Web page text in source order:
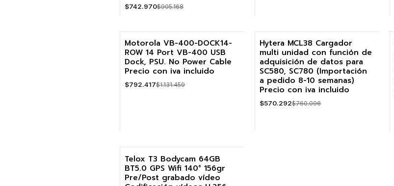
$742.970$905.168
VER DETALLES VER DETALLES
-30%
Agotado
Motorola VB-400-DOCK14-
ROW 14 Port VB-400 USB
Dock, PSU. No Power Cable
Precio con iva incluido
$792.417$1.131.459
VER DETALLES
-25%
Agotado
Hytera MCL38 Cargador
multi unidad con función de
adquisición de datos para
SC580, SC780 (Importación
a pedido 8-10 semanas)
Precio con iva incluido
$570.292$760.096
-32%
Telox T3 Bodycam 64GB
BT5.0 GPS Wifi 140° 156gr
Pre/Post grabado vídeo